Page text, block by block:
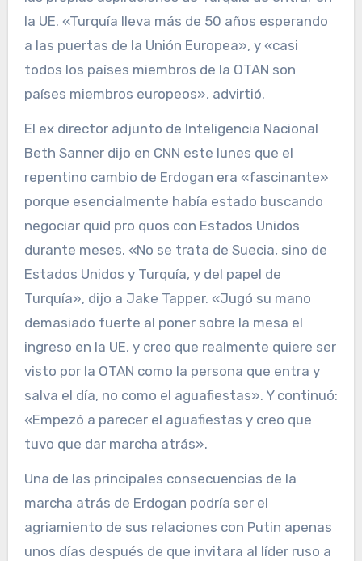
la UE. «Turquía lleva más de 50 años esperando
a las puertas de la Unión Europea», y «casi
todos los países miembros de la OTAN son
países miembros europeos», advirtió.
El ex director adjunto de Inteligencia Nacional
Beth Sanner dijo en CNN este lunes que el
repentino cambio de Erdogan era «fascinante»
porque esencialmente había estado buscando
negociar quid pro quos con Estados Unidos
durante meses. «No se trata de Suecia, sino de
Estados Unidos y Turquía, y del papel de
Turquía», dijo a Jake Tapper. «Jugó su mano
demasiado fuerte al poner sobre la mesa el
ingreso en la UE, y creo que realmente quiere ser
visto por la OTAN como la persona que entra y
salva el día, no como el aguafiestas». Y continuó:
«Empezó a parecer el aguafiestas y creo que
tuvo que dar marcha atrás».
Una de las principales consecuencias de la
marcha atrás de Erdogan podría ser el
agriamiento de sus relaciones con Putin apenas
unos días después de que invitara al líder ruso a